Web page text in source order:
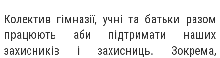
Колектив гімназії, учні та батьки разом
працюють аби підтримати наших
захисників і захисниць. Зокрема,